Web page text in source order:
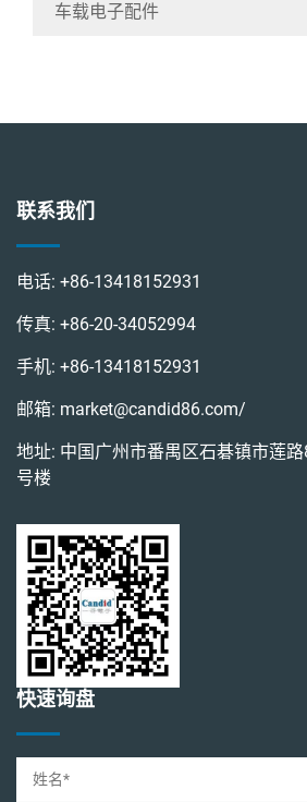
车载电子配件
联系我们
电话: +86-13418152931
传真: +86-20-34052994
手机: +86-13418152931
邮箱: market@candid86.com/
地址: 中国广州市番禺区石碁镇市莲
号楼
快速询盘